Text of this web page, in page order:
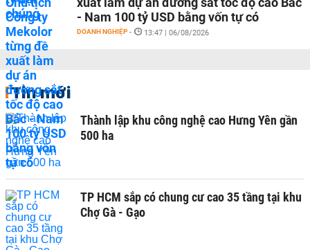
- Nam 100 tỷ USD bằng vốn tự có
DOANH NGHIỆP - 13:47 | 06/08/2026
Tin mới
Thành lập khu công nghệ cao Hưng Yên gần
500 ha
TP HCM sắp có chung cư cao 35 tầng tại khu
Chợ Gà - Gạo